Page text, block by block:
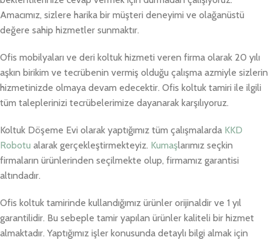
Amacımız, sizlere harika bir müşteri deneyimi ve olağanüstü
değere sahip hizmetler sunmaktır.
Ofis mobilyaları ve deri koltuk hizmeti veren firma olarak 20 yılı
aşkın birikim ve tecrübenin vermiş olduğu çalışma azmiyle sizlerin
hizmetinizde olmaya devam edecektir. Ofis koltuk tamiri ile ilgili
tüm taleplerinizi tecrübelerimize dayanarak karşılıyoruz.
Koltuk Döşeme Evi olarak yaptığımız tüm çalışmalarda KKD
Robotu alarak gerçekleştirmekteyiz. Kumaşlarımız seçkin
firmaların ürünlerinden seçilmekte olup, firmamız garantisi
altındadır.
Ofis koltuk tamirinde kullandığımız ürünler orijinaldir ve 1 yıl
garantilidir. Bu sebeple tamir yapılan ürünler kaliteli bir hizmet
almaktadır. Yaptığımız işler konusunda detaylı bilgi almak için